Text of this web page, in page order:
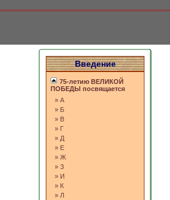
Введение
75-летию ВЕЛИКОЙ
ПОБЕДЫ посвящается
» А
» Б
» В
» Г
» Д
» Е
» Ж
» З
» И
» К
» Л